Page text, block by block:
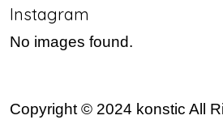
Instagram
No images found.
Copyright © 2024 konstic All